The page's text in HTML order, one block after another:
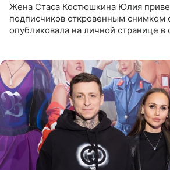
Жена Стаса Костюшкина Юлия
подписчиков откровенным снимком
опубликовала на личной странице в